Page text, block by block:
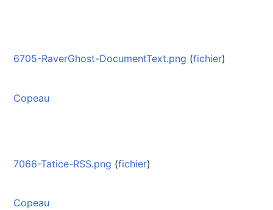
6705-RaverGhost-DocumentText.png (fichier)
Copeau
7066-Tatice-RSS.png (fichier)
Copeau